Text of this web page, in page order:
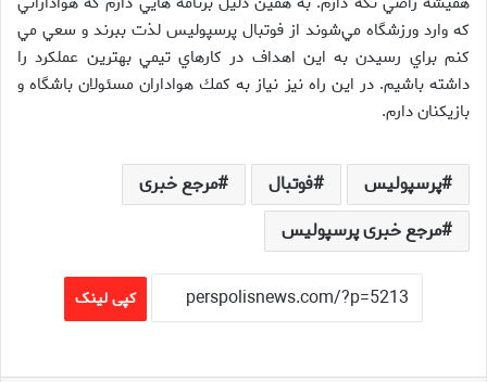
كه وارد ورزشگاه مي‌شوند از فوتبال پرسپوليس لذت ببرند و سعي مي
كنم براي رسيدن به اين اهداف در كارهاي تيمي بهترين عملكرد را
داشته باشيم. در اين راه نيز نياز به كمك هواداران مسئولان باشگاه و
بازيكنان دارم.
پرسپولیس فوتبال
مرجع خبری
مرجع خبری پرسپولیس
کپی لینک